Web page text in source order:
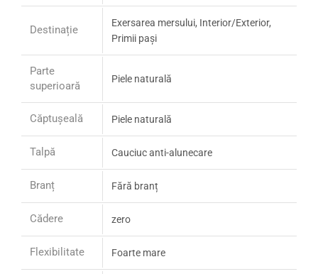
Destinație
Exersarea mersului, Interior/Exterior,
Primii pași
Parte
superioară
Piele naturală
Căptușeală Piele naturală
Talpă Cauciuc anti-alunecare
Branț Fără branț
Cădere zero
Flexibilitate Foarte mare